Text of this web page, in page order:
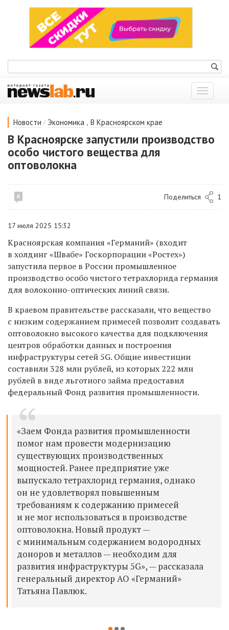
Показать
меню
Новости / Экономика , В Красноярском крае
В Красноярске запустили производство
особо чистого вещества для
оптоволокна
6 Поделиться 1
17 июля 2025 15:32
Красноярская компания «Германий» (входит
в холдинг «Швабе» Госкорпорации «Ростех»)
запустила первое в России промышленное
производство особо чистого тетрахлорида германия
для волоконно-оптических линий связи.
В краевом правительстве рассказали, что вещество
с низким содержанием примесей позволит создавать
оптоволокно высокого качества для подключения
центров обработки данных и построения
инфраструктуры сетей 5G. Общие инвестиции
составили 328 млн рублей, из которых 222 млн
рублей в виде льготного займа предоставил
федеральный Фонд развития промышленности.
«Заем Фонда развития промышленности
помог нам провести модернизацию
существующих производственных
мощностей. Ранее предприятие уже
выпускало тетрахлорид германия, однако
он не удовлетворял повышенным
требованиям к содержанию примесей
и не мог использоваться в производстве
оптоволокна. Новый продукт —
с минимальным содержанием водородных
доноров и металлов — необходим для
развития инфраструктуры 5G», — рассказала
генеральный директор АО «Германий»
Татьяна Павлюк.